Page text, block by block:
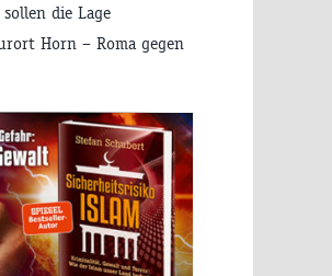
die Lage
Horn – Roma gegen